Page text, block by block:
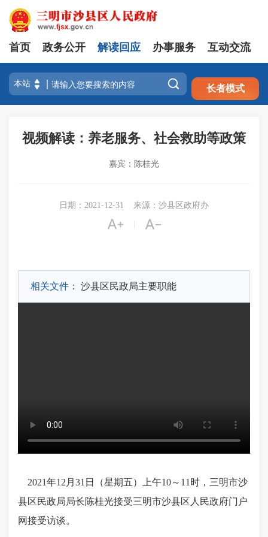
注册 登录
首页 政务公开 解读回应 办事服务 互动交流
 长者模式
视频解读：养老服务、社会救助等政策
嘉宾：陈桂光
日期：2021-12-31 来源：沙县区政府办
 
相关文件： 沙县区民政局主要职能
2021年12月31日（星期五）上午10～11时，三明市沙
县区民政局局长陈桂光接受三明市沙县区人民政府门户
网接受访谈。